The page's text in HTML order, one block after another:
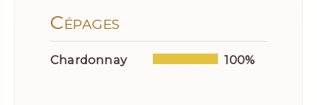
Cépages
Chardonnay 100%